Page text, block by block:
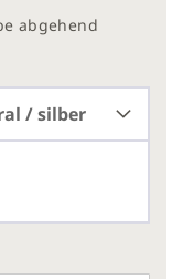
abgehend
/ silber